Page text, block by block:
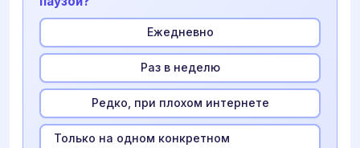
Ежедневно
Раз в неделю
Редко, при плохом интернете
Только на одном конкретном